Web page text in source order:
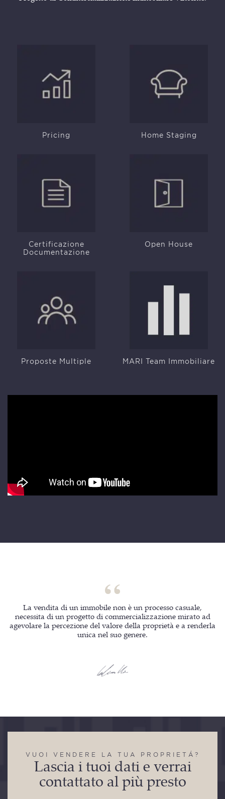
Pricing Home Staging
Certificazione
Documentazione
Open House
Proposte Multiple MARI Team Immobiliare
La vendita di un immobile non è un processo casuale,
necessita di un progetto di commercializzazione mirato ad
agevolare la percezione del valore della proprietà e a renderla
unica nel suo genere.
VUOI VENDERE LA TUA PROPRIETÁ?
Lascia i tuoi dati e verrai
contattato al più presto